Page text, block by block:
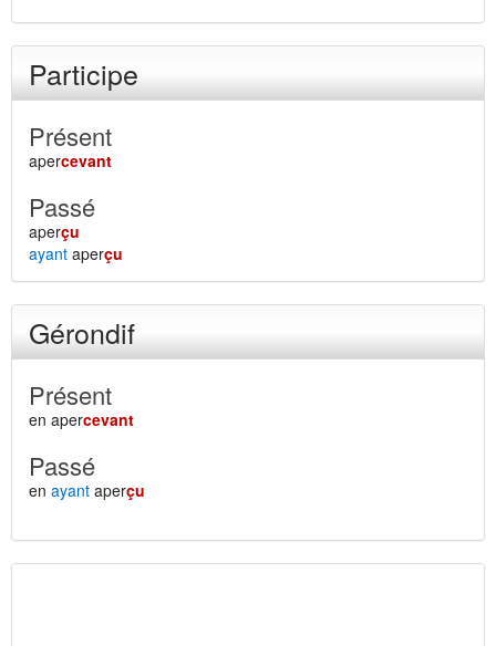
Participe
Présent
apercevant
Passé
aperçu
ayant aperçu
Gérondif
Présent
en apercevant
Passé
en ayant aperçu